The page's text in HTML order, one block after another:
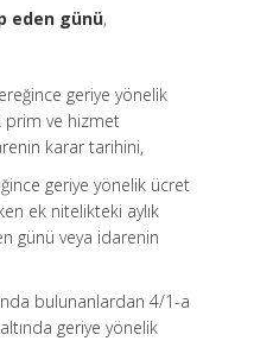
eden günü,
geriye yönelik
prim ve hizmet
karar tarihini,
geriye yönelik ücret
ek nitelikteki aylık
günü veya idarenin
bulunanlardan 4/1-a
geriye yönelik